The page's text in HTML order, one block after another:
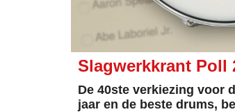
Slagwerkkrant Poll
De 40ste verkiezing voor
jaar en de beste drums,